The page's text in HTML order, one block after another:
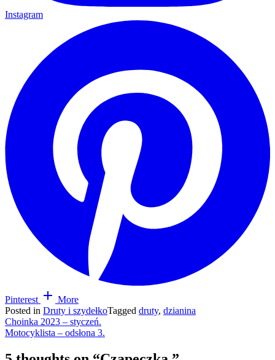
Instagram
Pinterest
More
Posted in Druty i szydełkoTagged druty, dzianina
Nawigacja
wpisu
Choinka 2023 – styczeń.
Motocyklista – odsłona 3.